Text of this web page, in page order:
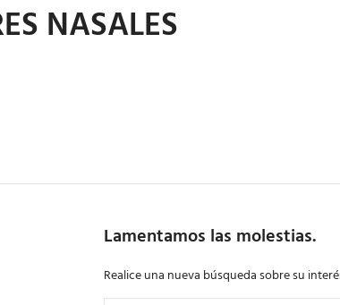
NASALES
Lamentamos las molestias.
Realice una nueva búsqueda sobre su